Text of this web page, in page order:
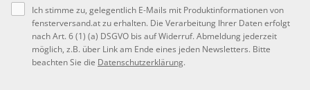
Ich stimme zu, gelegentlich E-Mails mit Produktinformationen von
fensterversand.at zu erhalten. Die Verarbeitung Ihrer Daten erfolgt
nach Art. 6 (1) (a) DSGVO bis auf Widerruf. Abmeldung jederzeit
möglich, z.B. über Link am Ende eines jeden Newsletters. Bitte
beachten Sie die Datenschutzerklärung.